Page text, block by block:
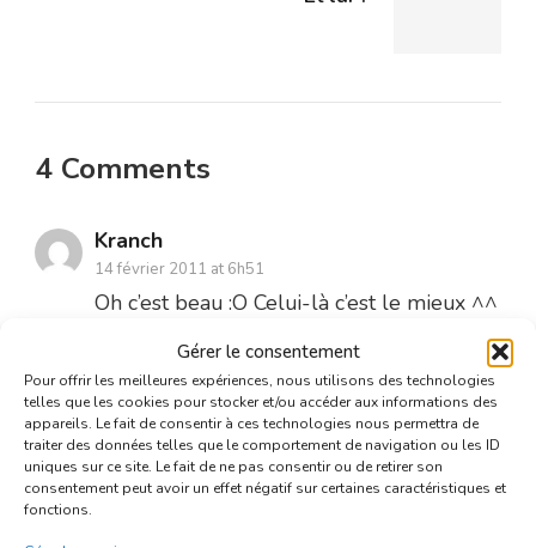
Gérer le consentement
Pour offrir les meilleures expériences, nous utilisons des technologies
telles que les cookies pour stocker et/ou accéder aux informations des
appareils. Le fait de consentir à ces technologies nous permettra de
traiter des données telles que le comportement de navigation ou les ID
uniques sur ce site. Le fait de ne pas consentir ou de retirer son
consentement peut avoir un effet négatif sur certaines caractéristiques et
fonctions.
4 Comments
Kranch
14 février 2011 at 6h51
Oh c’est beau :O Celui-là c’est le mieux ^^
Connectez-vous pour répondre
Aldarn
14 février 2011 at 6h51